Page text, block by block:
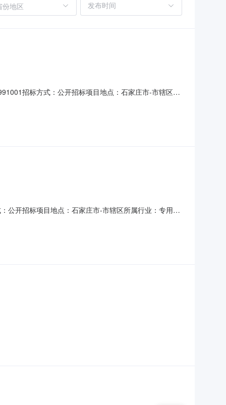
份地区
招标方式：公开招标项目地点：石家庄市-市辖区所
公开招标项目地点：石家庄市-市辖区所属行业：专用设